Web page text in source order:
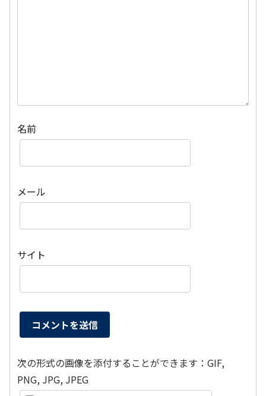
名前
メール
サイト
次の形式の画像を添付することができます：GIF,
PNG, JPG, JPEG